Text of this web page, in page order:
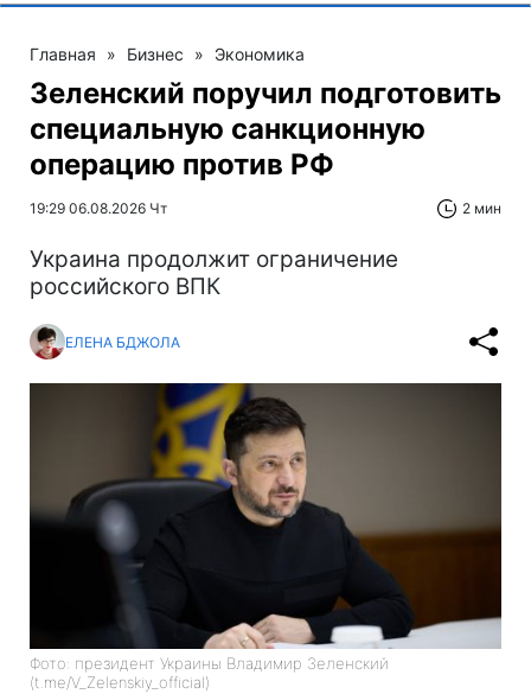
Главная » Бизнес » Экономика
Зеленский поручил подготовить
специальную санкционную
операцию против РФ
19:29 06.08.2026 Чт 2 мин
Украина продолжит ограничение
российского ВПК
ЕЛЕНА БДЖОЛА
Фото: президент Украины Владимир Зеленский
(t.me/V_Zelenskiy_official)